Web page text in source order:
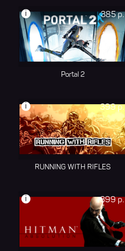
385 р.
i
Portal 2
399 р.
i
RUNNING WITH RIFLES
399 р.
i